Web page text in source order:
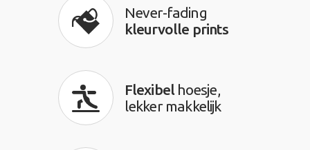
Never-fading
kleurvolle prints
Flexibel hoesje,
lekker makkelijk